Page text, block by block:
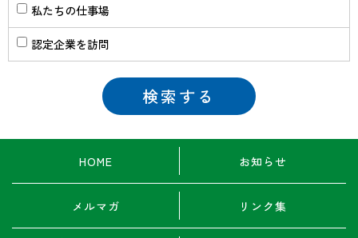
私たちの仕事場
認定企業を訪問
HOME お知らせ
メルマガ リンク集